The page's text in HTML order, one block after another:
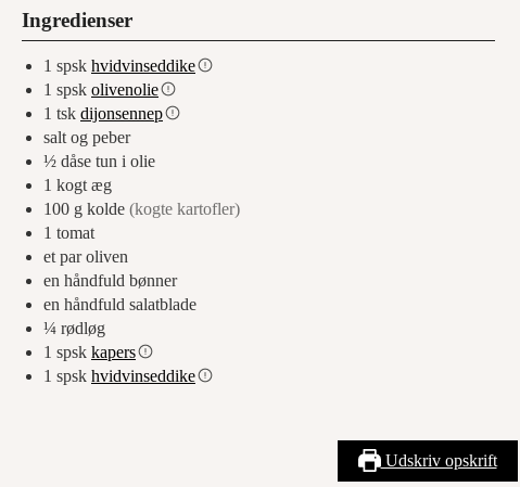
Ingredienser
1 spsk hvidvinseddike
1 spsk olivenolie
1 tsk dijonsennep
salt og peber
½ dåse tun i olie
1 kogt æg
100 g kolde (kogte kartofler)
1 tomat
et par oliven
en håndfuld bønner
en håndfuld salatblade
¼ rødløg
1 spsk kapers
1 spsk hvidvinseddike
Udskriv opskrift